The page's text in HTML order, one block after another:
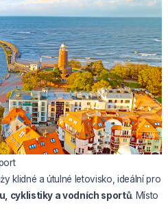
klidné a útulné letovisko, ideální pro
cyklistiky a vodních sportů. Místo